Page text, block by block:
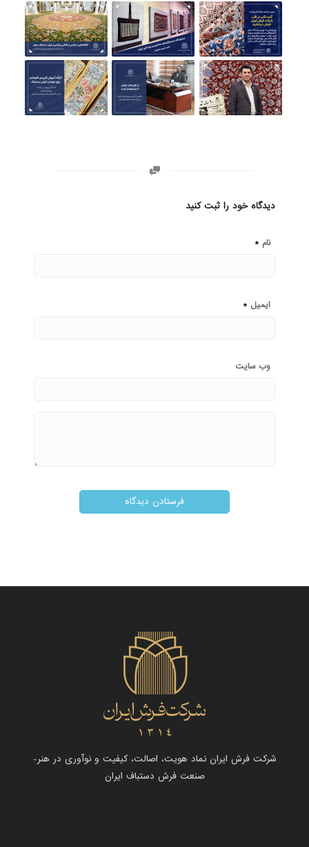
دیدگاه خود را ثبت کنید
نام *
ایمیل *
وب‌ سایت
شرکت فرش ایران نماد هویت، اصالت، کیفیت و نوآوری در هنر-
صنعت فرش دستباف ایران